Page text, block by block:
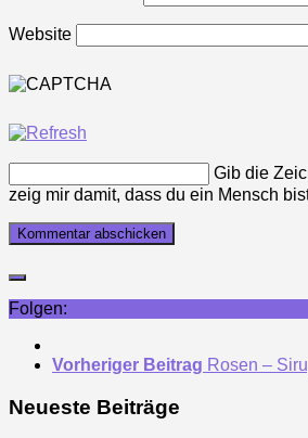
Website
Gib die
zeig mir damit, dass du ein Mensch
Folgen:
Vorheriger Beitrag Rosen –
Neueste Beiträge